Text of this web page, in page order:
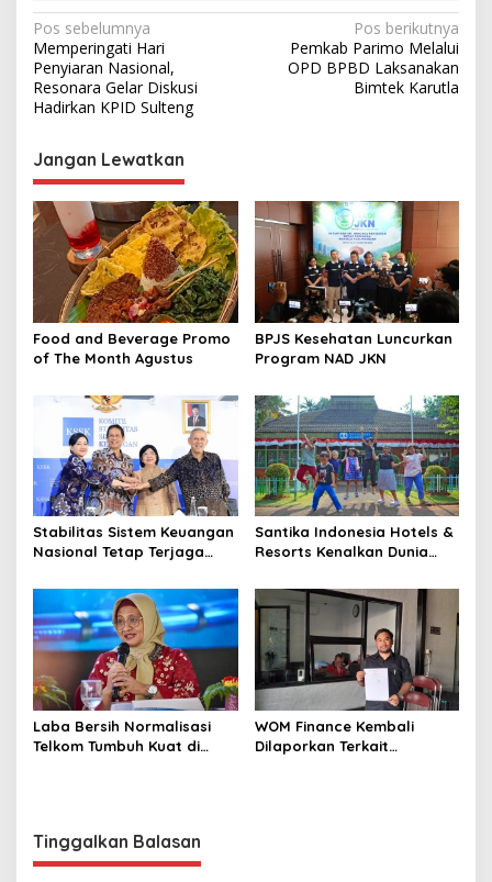
N
a
v
i
g
a
s
i
p
o
s
Pos sebelumnya
Memperingati Hari
Penyiaran Nasional,
Resonara Gelar Diskusi
Hadirkan KPID Sulteng
Pos berikutnya
Pemkab Parimo Melalui
OPD BPBD Laksanakan
Bimtek Karutla
Jangan Lewatkan
Food and Beverage Promo
of The Month Agustus
BPJS Kesehatan Luncurkan
Program NAD JKN
Stabilitas Sistem Keuangan
Nasional Tetap Terjaga
Sinergi Kebijakan
Antrarototitas
Santika Indonesia Hotels &
Resorts Kenalkan Dunia
anak Asuhan SOS Children’s
Villages di Indonesia
Laba Bersih Normalisasi
Telkom Tumbuh Kuat di
WOM Finance Kembali
Dilaporkan Terkait
Tinggalkan Balasan